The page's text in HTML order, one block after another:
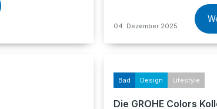
04. Dezember 2025
Bad Design Lifestyle
Die GROHE Colors